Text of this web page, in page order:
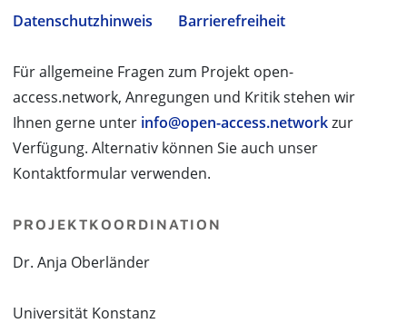
Datenschutzhinweis
Barrierefreiheit
Für allgemeine Fragen zum Projekt open-
access.network, Anregungen und Kritik stehen wir
Ihnen gerne unter info@open-access.networkzur
Verfügung. Alternativ können Sie auch unser
Kontaktformular verwenden.
PROJEKTKOORDINATION
Dr. Anja Oberländer
Universität Konstanz